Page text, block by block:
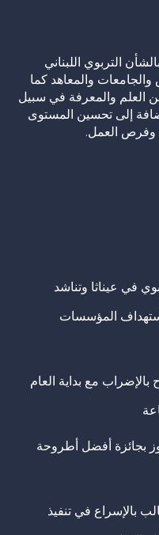
التربوي اللبناني
والجامعات والمعاهد كما
العلم والمعرفة في سبيل
إلى تحسين المستوى
وفرص العمل.
في عيناثا وتناشد
المؤسسات
بالإضراب مع بداية العام
بجائزة أفضل أطروحة
بالإسراع في تنفيذ